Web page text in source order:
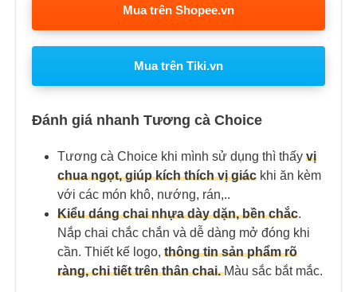
Mua trên Shopee.vn
Mua trên Tiki.vn
Đánh giá nhanh Tương cà Choice
Tương cà Choice khi mình sử dụng thì thấy vị
chua ngọt, giúp kích thích vị giác khi ăn kèm
với các món khô, nướng, rán,..
Kiểu dáng chai nhựa dày dặn, bền chắc.
Nắp chai chắc chắn và dễ dàng mở đóng khi
cần. Thiết kế logo, thông tin sản phẩm rõ
ràng, chi tiết trên thân chai.Màu sắc bắt mắc.